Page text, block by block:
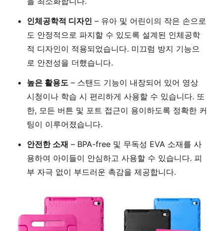
인체공학적 디자인 – 유아 및 어린이의 작은 손으로
도 안정적으로 파지할 수 있도록 설계된 인체공학
적 디자인이 적용되었습니다. 미끄럼 방지 기능으
로 안전성을 더했습니다.
높은 활용도 – 스탠드 기능이 내장되어 있어 영상
시청이나 학습 시 편리하게 사용할 수 있습니다. 또
한, 모든 버튼 및 포트 접근이 용이하도록 정확한 커
팅이 이루어졌습니다.
안전한 소재 – BPA-free 및 무독성 EVA 소재를 사
용하여 아이들이 안심하고 사용할 수 있습니다. 피
부 자극 없이 부드러운 촉감을 제공합니다.